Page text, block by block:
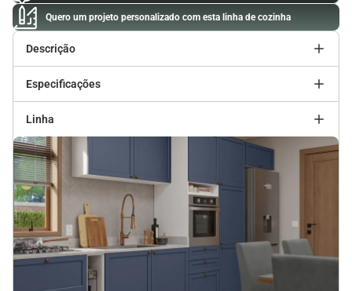
Quero um projeto personalizado com esta linha de cozinha
Descrição
Especificações
Linha